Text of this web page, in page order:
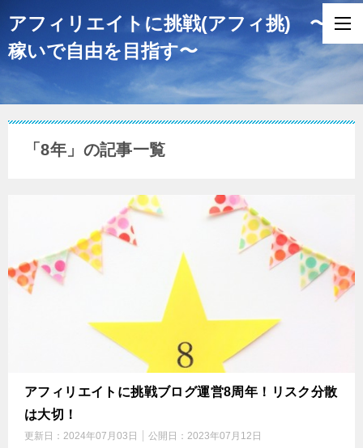
アフィリエイトに挑戦(アフィ挑) 〜
稼いで自由を目指す〜
「8年」の記事一覧
アフィリエイトに挑戦ブログ運営8周年！リスク分散
は大切！
更新日： 2024年07月03日 公開日： 2023年07月12日